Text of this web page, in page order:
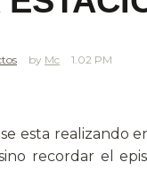
Mc 1.02 PM
realizando
recordar el